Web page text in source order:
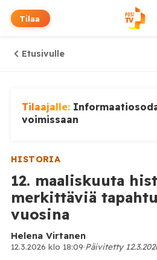
Tilaa
Etusivulle
Tilaajalle:
voimissaan
HISTORIA
12. maaliskuuta
merkittäviä
vuosina
Helena Virtanen
12.3.2026 klo 18:09·Päivitetty